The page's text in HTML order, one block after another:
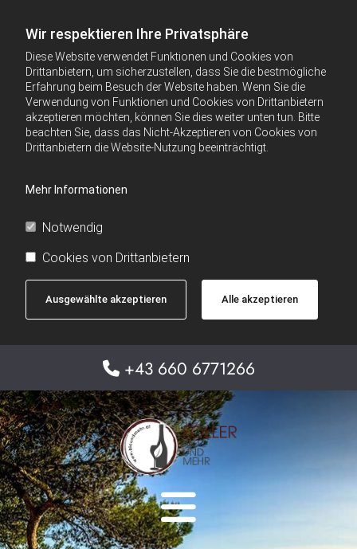
Wir respektieren Ihre Privatsphäre
Diese Website verwendet Funktionen und Cookies von
Drittanbietern, um sicherzustellen, dass Sie die bestmögliche
Erfahrung beim Besuch der Website haben. Wenn Sie die
Verwendung von Funktionen und Cookies von Drittanbietern
akzeptieren möchten, können Sie dies weiter unten tun. Bitte
beachten Sie, dass das Nicht-Akzeptieren von Cookies von
Drittanbietern die Website-Nutzung beeinträchtigt.
Mehr Informationen
Notwendig
Cookies von Drittanbietern
Ausgewählte akzeptieren Alle akzeptieren
 +43 660 6771266